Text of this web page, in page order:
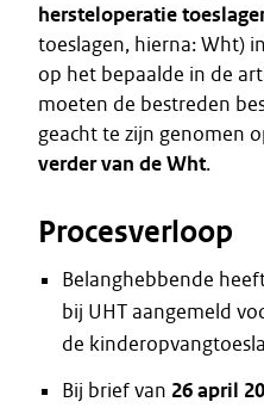
hersteloperatie
toeslagen, hierna: Wht)
op het bepaalde in de
moeten de bestreden
geacht te zijn genomen
verder van de Wht.
Procesverloop
Belanghebbende
bij UHT aangemeld
de
Bij brief van 26 april